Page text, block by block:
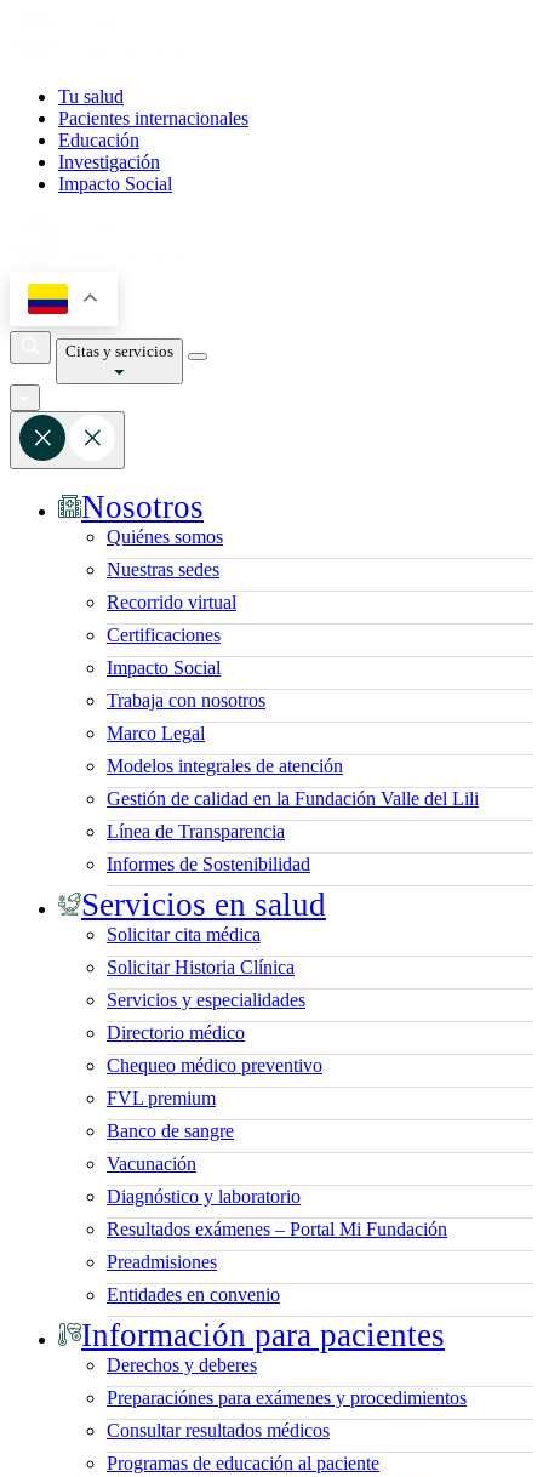
Tu salud
Pacientes internacionales
Educación
Investigación
Impacto Social
Citas y servicios
Nosotros
Quiénes somos
Nuestras sedes
Recorrido virtual
Certificaciones
Impacto Social
Trabaja con nosotros
Marco Legal
Modelos integrales de atención
Gestión de calidad en la Fundación Valle del Lili
Línea de Transparencia
Informes de Sostenibilidad
Servicios en salud
Solicitar cita médica
Solicitar Historia Clínica
Servicios y especialidades
Directorio médico
Chequeo médico preventivo
FVL premium
Banco de sangre
Vacunación
Diagnóstico y laboratorio
Resultados exámenes – Portal Mi Fundación
Preadmisiones
Entidades en convenio
Información para pacientes
Derechos y deberes
Preparaciónes para exámenes y procedimientos
Consultar resultados médicos
Programas de educación al paciente